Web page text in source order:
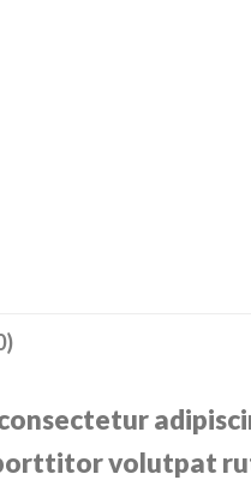
volutpat